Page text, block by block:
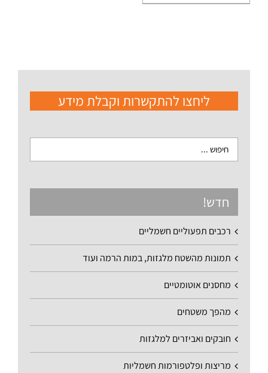
ליחצו להתקשרות וקבלת מידע
חדש!
רכבים תפעוליים חשמליים
תמונות מהשטח מלגזות, במות הרמה ועוד
מחסנים אוטומטיים
מהפך משטחים
חובקים ואביזרים למלגזות
מריצות ופלטפורמות חשמליות